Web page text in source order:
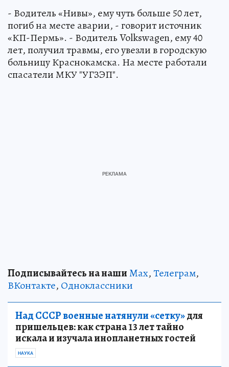
- Водитель «Нивы», ему чуть больше 50 лет,
погиб на месте аварии, - говорит источник
«КП-Пермь». - Водитель Volkswagen, ему 40
лет, получил травмы, его увезли в городскую
больницу Краснокамска. На месте работали
спасатели МКУ "УГЗЭП".
Подписывайтесь на нашиMax,Телеграм,
ВКонтакте, Одноклассники
Над СССР военные натянули «сетку»для
пришельцев: как страна 13 лет тайно
искала и изучала инопланетных гостей
НАУКА